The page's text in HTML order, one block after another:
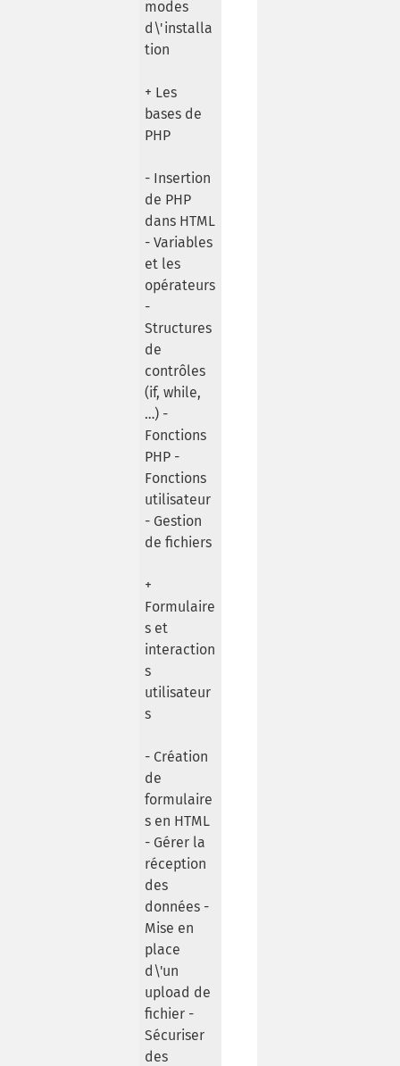
modes
d\'installa
tion
+ Les
bases de
PHP
- Insertion
de PHP
dans HTML
- Variables
et les
opérateurs
-
Structures
de
contrôles
(if, while,
…) -
Fonctions
PHP -
Fonctions
utilisateur
- Gestion
de fichiers
+
Formulaire
s et
interaction
s
utilisateur
s
- Création
de
formulaire
s en HTML
- Gérer la
réception
des
données -
Mise en
place
d\'un
upload de
fichier -
Sécuriser
des